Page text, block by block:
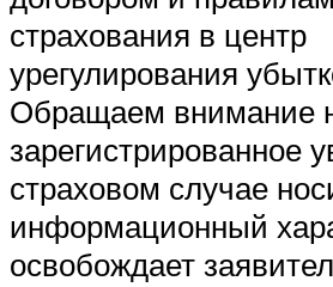
страхования в центр
урегулирования
Обращаем внимание
зарегистрированное
страховом случае
информационный
освобождает